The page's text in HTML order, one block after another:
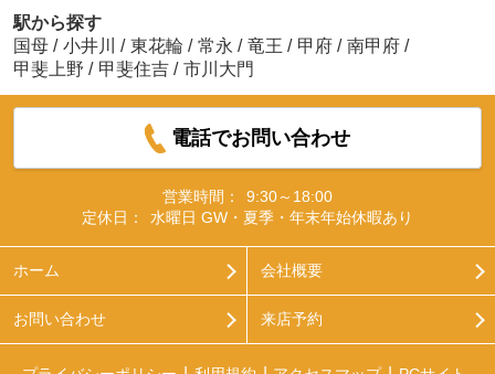
駅から探す
国母 / 小井川 / 東花輪 / 常永 / 竜王 / 甲府 / 南甲府 /
甲斐上野 / 甲斐住吉 / 市川大門
電話でお問い合わせ
営業時間：
9:30～18:00
定休日：
水曜日 GW・夏季・年末年始休暇あり
ホーム 会社概要
お問い合わせ 来店予約